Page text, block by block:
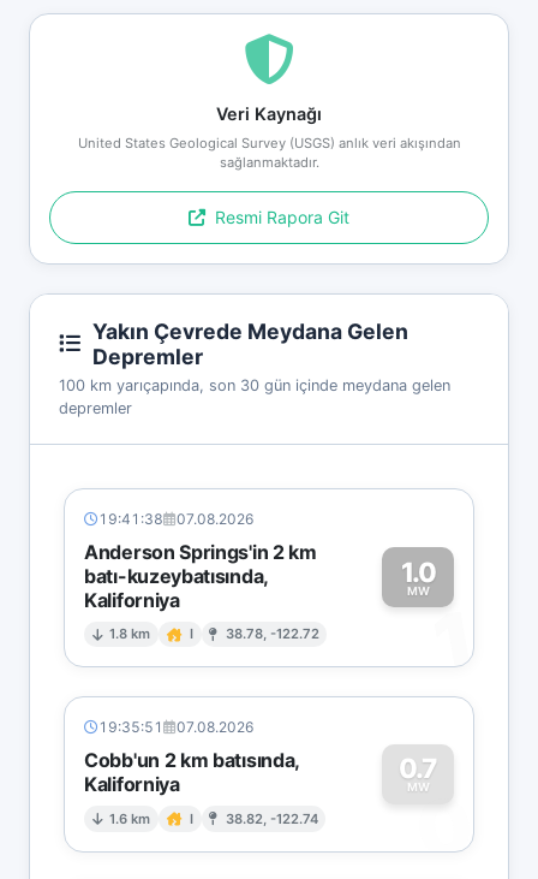
Veri Kaynağı
United States Geological Survey (USGS) anlık veri akışından
sağlanmaktadır.
Resmi Rapora Git
Yakın Çevrede Meydana Gelen
Depremler
100 km yarıçapında, son 30 gün içinde meydana gelen
depremler
19:41:38 07.08.2026
Anderson Springs'in 2 km
batı-kuzeybatısında,
Kaliforniya
1.8 km I 38.78, -122.72
1.0
MW
1
19:35:51 07.08.2026
Cobb'un 2 km batısında,
Kaliforniya
1.6 km I 38.82, -122.74
0.7
MW
0